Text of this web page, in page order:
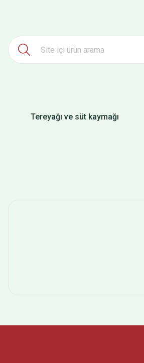
Tereyağı ve süt kaymağı